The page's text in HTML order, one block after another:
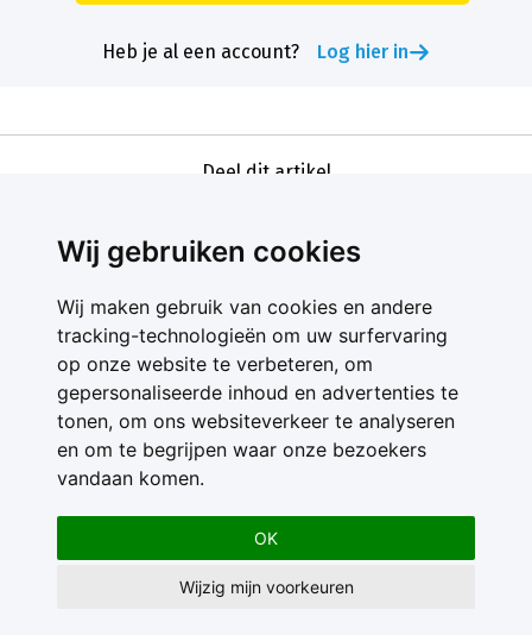
Wij gebruiken cookies
Wij maken gebruik van cookies en andere
tracking-technologieën om uw surfervaring
op onze website te verbeteren, om
gepersonaliseerde inhoud en advertenties te
tonen, om ons websiteverkeer te analyseren
en om te begrijpen waar onze bezoekers
vandaan komen.
OK
Wijzig mijn voorkeuren
Heb je al een account? Log hier in
Deel dit artikel
Contact
Feedback
Nieuwsbrief
Adverteren
Gebruikersvoorwaarden
Privacy Statement